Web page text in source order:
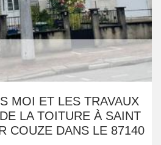
MOI ET LES TRAVAUX
LA TOITURE À SAINT
COUZE DANS LE 87140